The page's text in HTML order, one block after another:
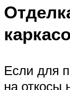
Если для
на откосы